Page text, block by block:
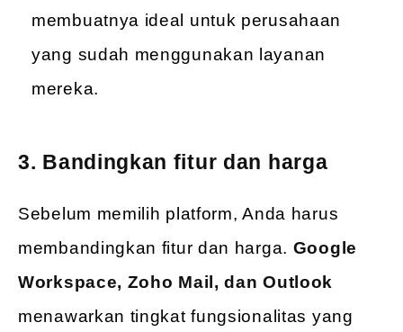
membuatnya ideal untuk perusahaan
yang sudah menggunakan layanan
mereka.
3. Bandingkan fitur dan harga
Sebelum memilih platform, Anda harus
membandingkan fitur dan harga. Google
Workspace, Zoho Mail, dan Outlook
menawarkan tingkat fungsionalitas yang